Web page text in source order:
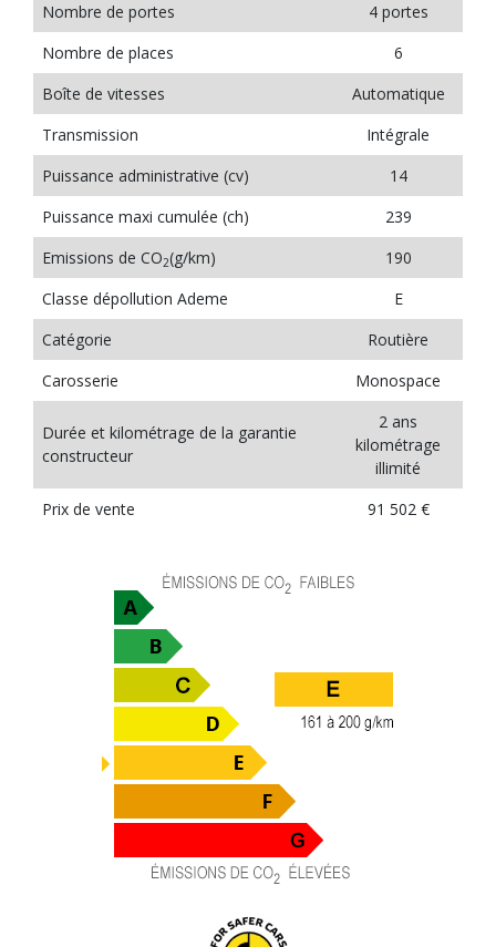
Nombre de portes
4 portes
Nombre de places
6
Boîte de vitesses
Automatique
Transmission
Intégrale
Puissance administrative (cv)
14
Puissance maxi cumulée (ch)
239
Emissions de CO2(g/km)
190
Classe dépollution Ademe
E
Catégorie
Routière
Carosserie
Monospace
Durée et kilométrage de la garantie
constructeur
2 ans
kilométrage
illimité
Prix de vente
91 502 €